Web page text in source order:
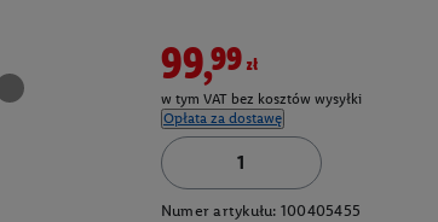
99,99zł
w tym VAT bez kosztów wysyłki
Opłata za dostawę
Numer artykułu: 100405455